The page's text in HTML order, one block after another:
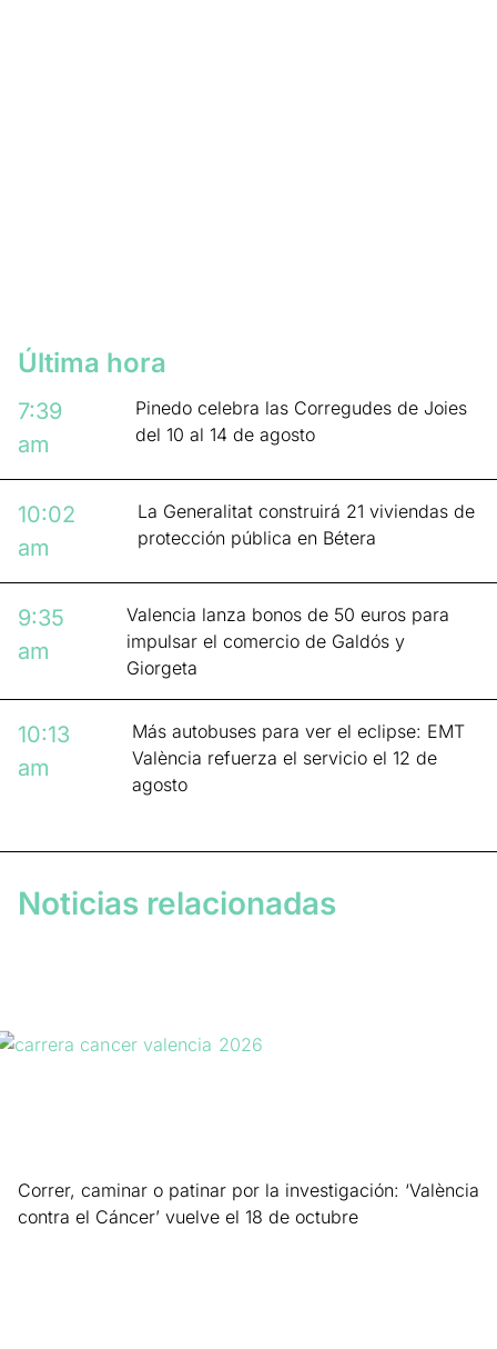
Última hora
7:39
am
Pinedo celebra las Corregudes de Joies
del 10 al 14 de agosto
10:02
am
La Generalitat construirá 21 viviendas de
protección pública en Bétera
9:35
am
Valencia lanza bonos de 50 euros para
impulsar el comercio de Galdós y
Giorgeta
10:13
am
Más autobuses para ver el eclipse: EMT
València refuerza el servicio el 12 de
agosto
Noticias relacionadas
Correr, caminar o patinar por la investigación: ‘València
contra el Cáncer’ vuelve el 18 de octubre